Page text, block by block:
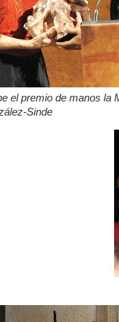
el premio de manos la
Sinde